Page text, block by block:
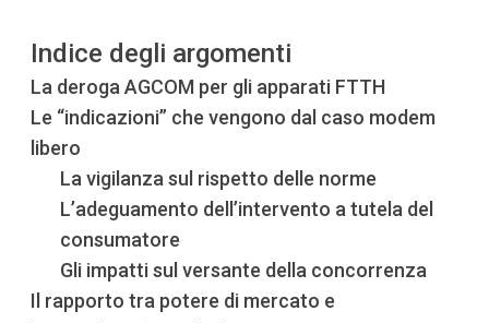
Indice degli argomenti
La deroga AGCOM per gli apparati FTTH
Le “indicazioni” che vengono dal caso modem
libero
La vigilanza sul rispetto delle norme
L’adeguamento dell’intervento a tutela del
consumatore
Gli impatti sul versante della concorrenza
Il rapporto tra potere di mercato e